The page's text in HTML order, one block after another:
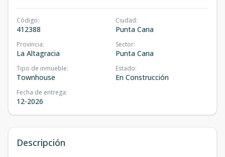
Código:
412388
Ciudad:
Punta Cana
Provincia:
La Altagracia
Sector:
Punta Cana
Tipo de inmueble:
Townhouse
Estado:
En Construcción
Fecha de entrega:
12-2026
Descripción